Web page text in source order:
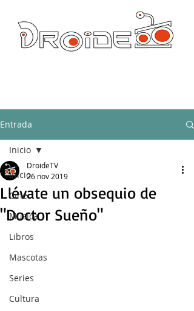
Entrada
Inicio
Cine
Música
Libros
Mascotas
Series
Cultura
Inicio
Llévate un obsequio de
"Doctor Sueño"
DroideTV
26 nov 2019